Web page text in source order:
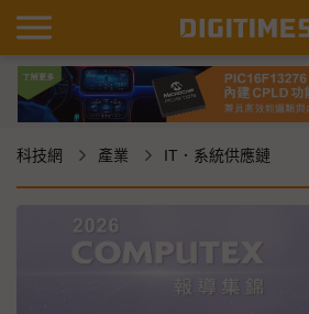
科技網 產業 IT．系統供應鏈